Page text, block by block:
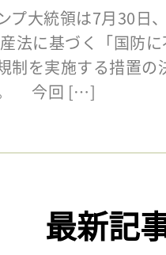
プ大統領は7月30日
産法に基づく「国防
制を実施する措置
。 今回 […]
最新記